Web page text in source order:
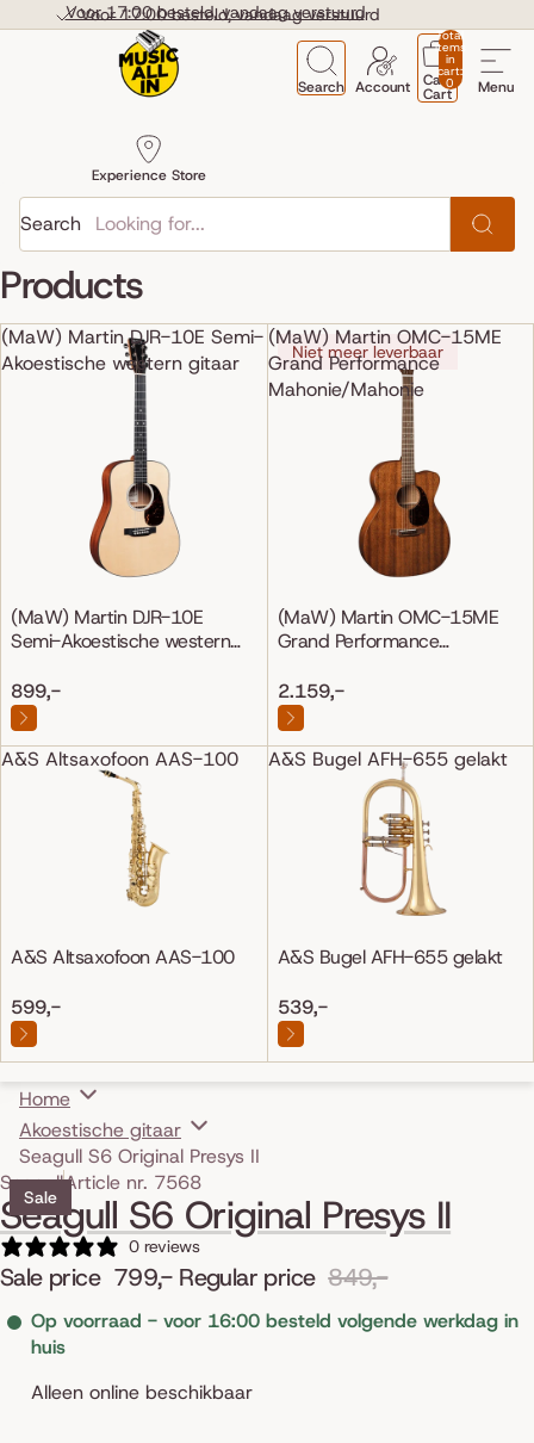
Voor 17:00 besteld, vandaag verstuurd
Voor 17:00 besteld, vandaag verstuurd
Menu
Search
Experience Store
Account
Total
items
in
cart:
0
Cart
Cart
Search
Products
(MaW) Martin DJR-10E Semi-
Akoestische western gitaar
(MaW) Martin DJR-10E
Semi-Akoestische western
899,-
(MaW) Martin OMC-15ME
Grand Performance
Mahonie/Mahonie
Niet meer leverbaar
(MaW) Martin OMC-15ME
Grand Performance
2.159,-
A&S Altsaxofoon AAS-100
A&S Altsaxofoon AAS-100
599,-
A&S Bugel AFH-655 gelakt
A&S Bugel AFH-655 gelakt
539,-
Home
Akoestische gitaar
Seagull S6 Original Presys II
Skip to product information
Sale
SeagullArticle nr. 7568
Seagull S6 Original Presys II
0 reviews
Sale price 799,- Regular price 849,-
Op voorraad - voor 16:00 besteld volgende werkdag in
huis
Alleen online beschikbaar